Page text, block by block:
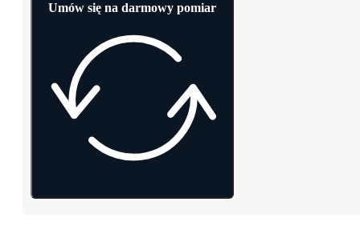
Umów się na darmowy pomiar